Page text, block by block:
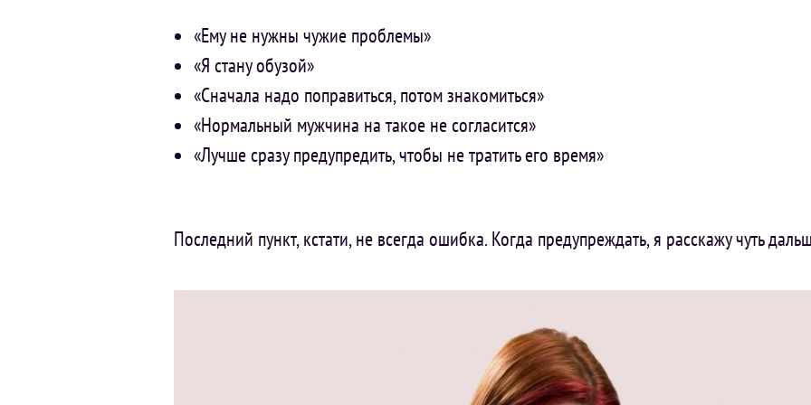
«Ему не нужны чужие проблемы»
«Я стану обузой»
«Сначала надо поправиться, потом знакомиться»
«Нормальный мужчина на такое не согласится»
«Лучше сразу предупредить, чтобы не тратить его время»
Последний пункт, кстати, не всегда ошибка. Когда предупреждать, я расскажу чуть